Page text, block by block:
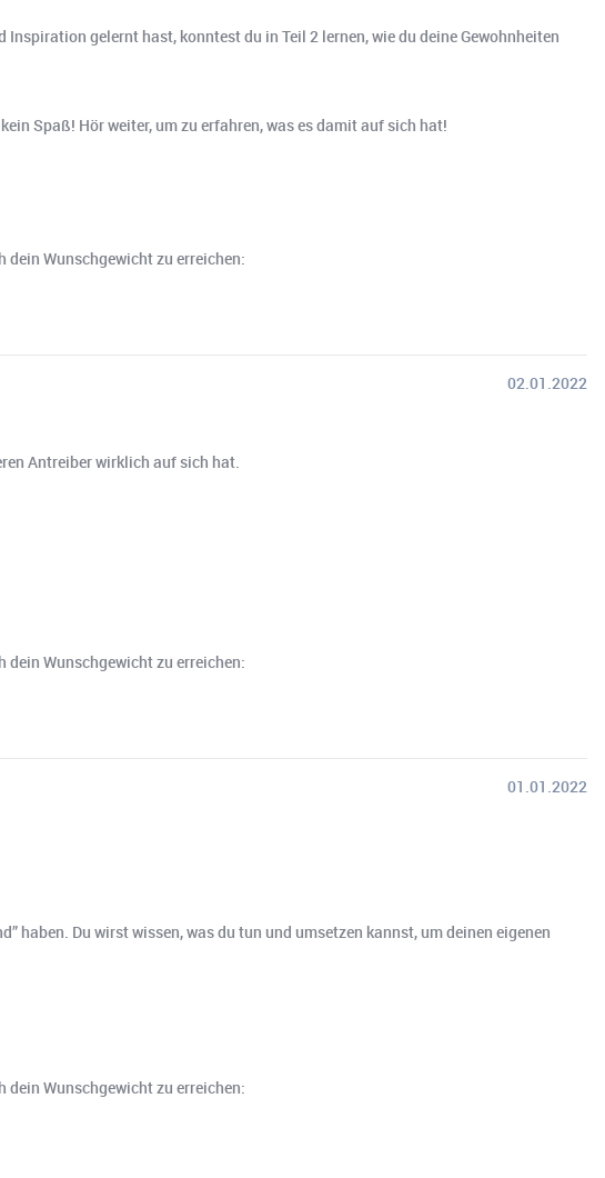
gelernt hast, konntest du in Teil 2 lernen, wie du deine Gewohnheiten
Spaß! Hör weiter, um zu erfahren, was es damit auf sich hat!
Wunschgewicht zu erreichen:
02.01.2022
Antreiber wirklich auf sich hat.
Wunschgewicht zu erreichen:
01.01.2022
haben. Du wirst wissen, was du tun und umsetzen kannst, um deinen eigenen
Wunschgewicht zu erreichen: